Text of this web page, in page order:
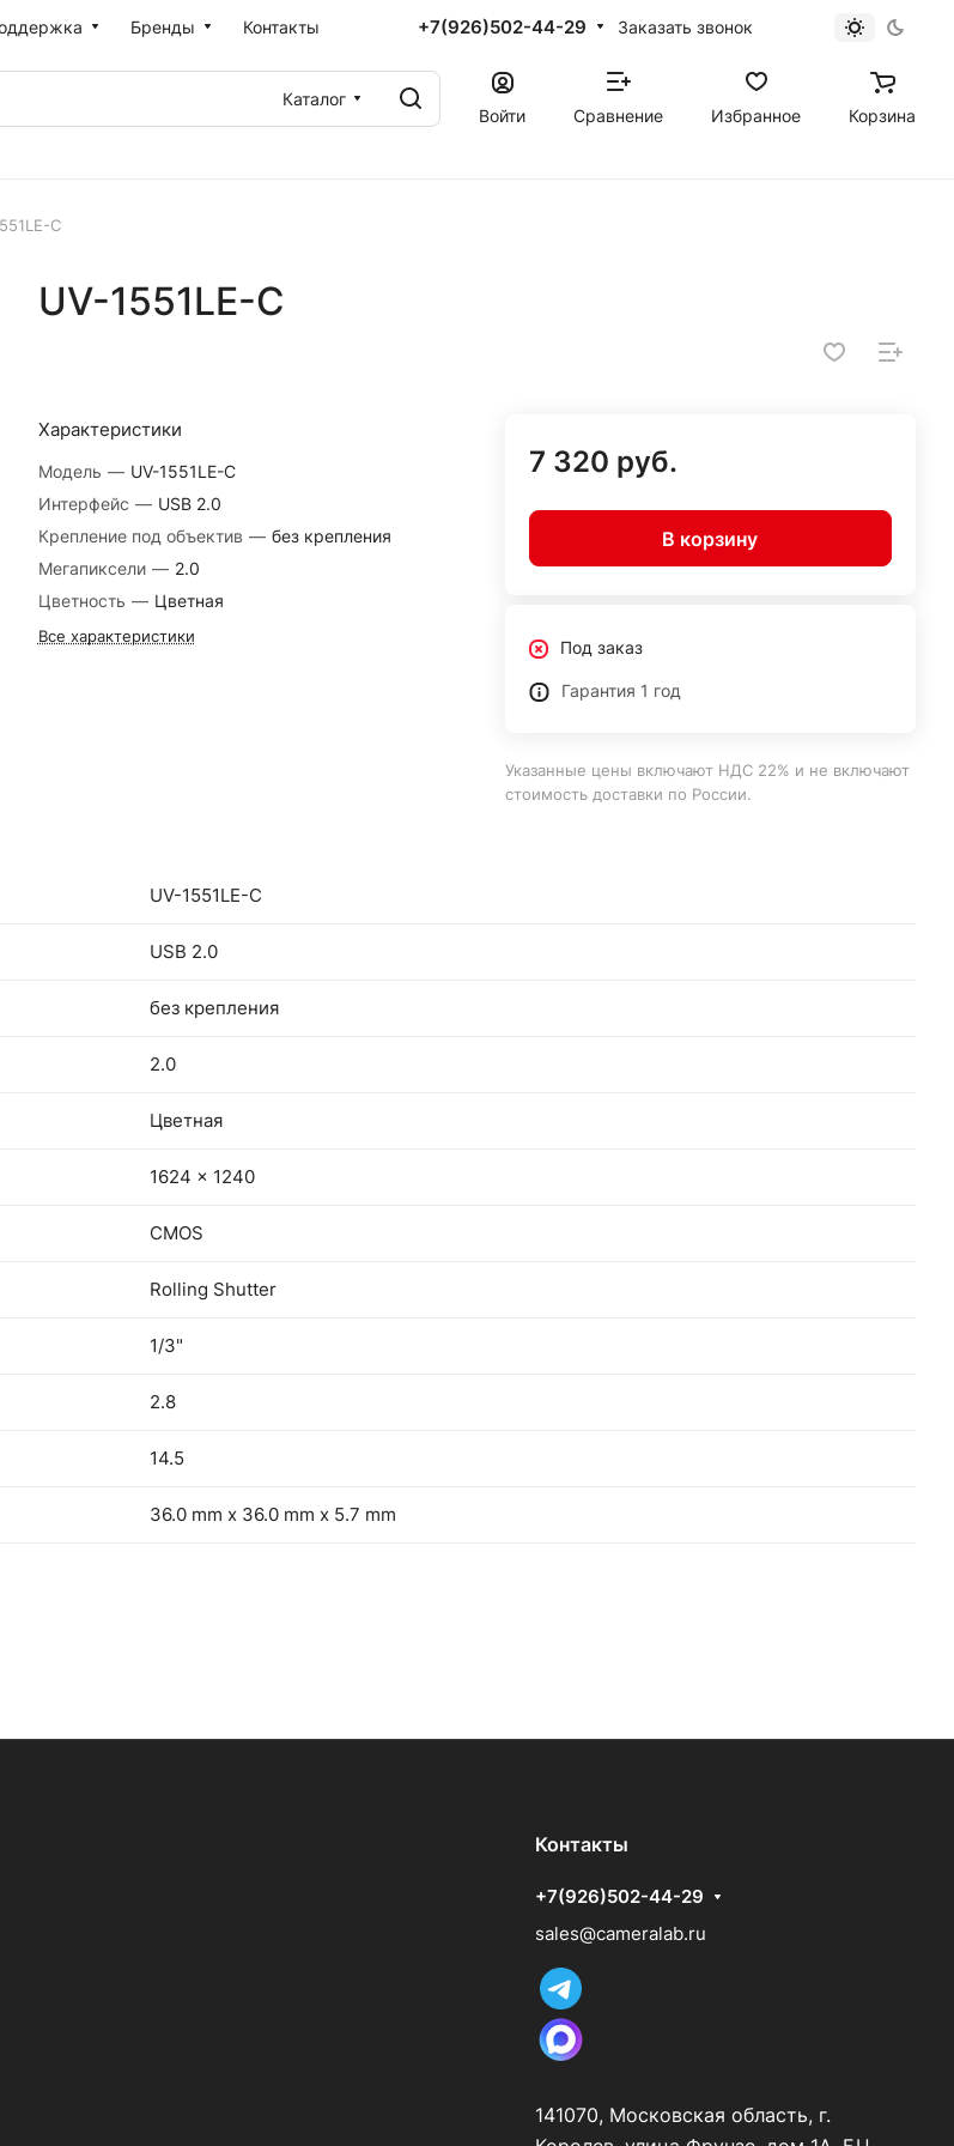
Бренды Контакты +7(926)502-44-29 Заказать звонок
Каталог
Войти
Сравнение Избранное Корзина
C
UV-1551LE-C
Характеристики
Модель — UV-1551LE-C
Интерфейс — USB 2.0
Крепление под объектив — без крепления
Мегапиксели — 2.0
Цветность — Цветная
Все характеристики
7 320 руб.
В корзину
Под заказ
Гарантия 1 год
Указанные цены включают НДС 22% и не включают
стоимость доставки по России.
UV-1551LE-C
USB 2.0
без крепления
2.0
Цветная
1624 x 1240
CMOS
Rolling Shutter
1/3"
2.8
14.5
36.0 mm x 36.0 mm x 5.7 mm
Контакты
+7(926)502-44-29
sales@cameralab.ru
141070, Московская область, г.